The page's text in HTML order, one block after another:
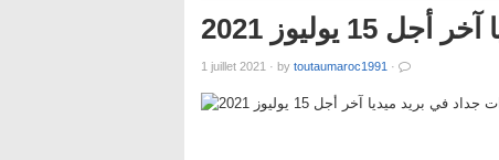
يوليوز 2021
1 juillet 2021 · by toutaumaroc1991 ·